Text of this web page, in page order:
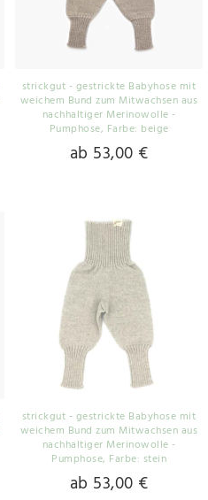
strickgut - gestrickte Babyhose mit
weichem Bund zum Mitwachsen aus
nachhaltiger Merinowolle -
Pumphose, Farbe: beige
ab 53,00 €
strickgut - gestrickte Babyhose mit
weichem Bund zum Mitwachsen aus
nachhaltiger Merinowolle -
Pumphose, Farbe: stein
ab 53,00 €